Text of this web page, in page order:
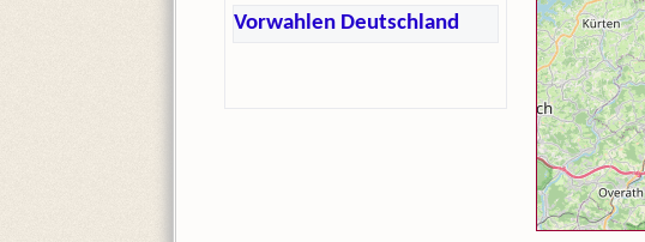
Vorwahlen Deutschland